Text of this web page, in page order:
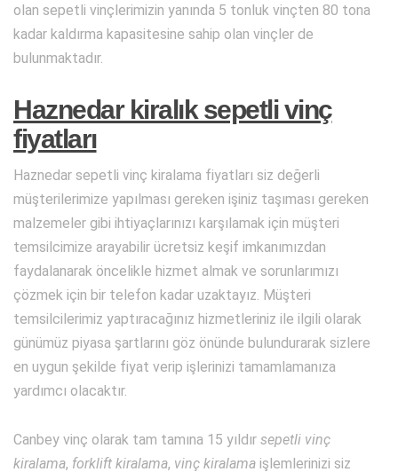
olan sepetli vinçlerimizin yanında 5 tonluk vinçten 80 tona
kadar kaldırma kapasitesine sahip olan vinçler de
bulunmaktadır.
Haznedar kiralık sepetli vinç
fiyatları
Haznedar sepetli vinç kiralama fiyatları siz değerli
müşterilerimize yapılması gereken işiniz taşıması gereken
malzemeler gibi ihtiyaçlarınızı karşılamak için müşteri
temsilcimize arayabilir ücretsiz keşif imkanımızdan
faydalanarak öncelikle hizmet almak ve sorunlarımızı
çözmek için bir telefon kadar uzaktayız. Müşteri
temsilcilerimiz yaptıracağınız hizmetleriniz ile ilgili olarak
günümüz piyasa şartlarını göz önünde bulundurarak sizlere
en uygun şekilde fiyat verip işlerinizi tamamlamanıza
yardımcı olacaktır.
Canbey vinç olarak tam tamına 15 yıldır sepetli vinç
kiralama, forklift kiralama, vinç kiralama işlemlerinizi siz